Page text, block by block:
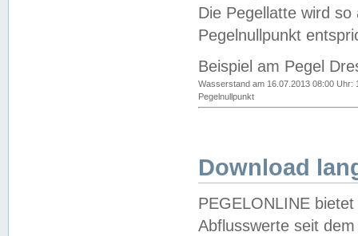
Die Pegellatte wird
Pegelnullpunkt
Beispiel am Pegel
Wasserstand am 16.07.2013 08:00 Uhr:
Pegelnullpunkt
Download
PEGELONLINE
Abflusswerte seit